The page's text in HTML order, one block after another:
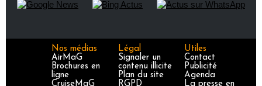
Nos médias
AirMaG
Brochures en
ligne
CruiseMaG
Légal
Signaler un
contenu illicite
Plan du site
RGPD
Utiles
Contact
Publicité
Agenda
La presse en